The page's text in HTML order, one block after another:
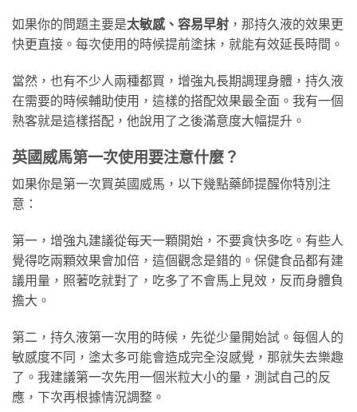
如果你的問題主要是太敏感、容易早射 ，那持久液的效果更
快更直接。每次使用的時候提前塗抹，就能有效延長時間。
當然，也有不少人兩種都買，增強丸長期調理身體，持久液
在需要的時候輔助使用，這樣的搭配效果最全面。我有一個
熟客就是這樣搭配，他說用了之後滿意度大幅提升。
英國威馬第一次使用要注意什麼？
如果你是第一次買英國威馬，以下幾點藥師提醒你特別注
意：
第一，增強丸建議從每天一顆開始，不要貪快多吃。有些人
覺得吃兩顆效果會加倍，這個觀念是錯的。保健食品都有建
議用量，照著吃就對了，吃多了不會馬上見效，反而身體負
擔大。
第二，持久液第一次用的時候，先從少量開始試。每個人的
敏感度不同，塗太多可能會造成完全沒感覺，那就失去樂趣
了。我建議第一次先用一個米粒大小的量，測試自己的反
應，下次再根據情況調整。